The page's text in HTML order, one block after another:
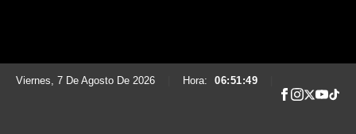
Viernes, 7 De Agosto De 2026 Hora: 06:51:50